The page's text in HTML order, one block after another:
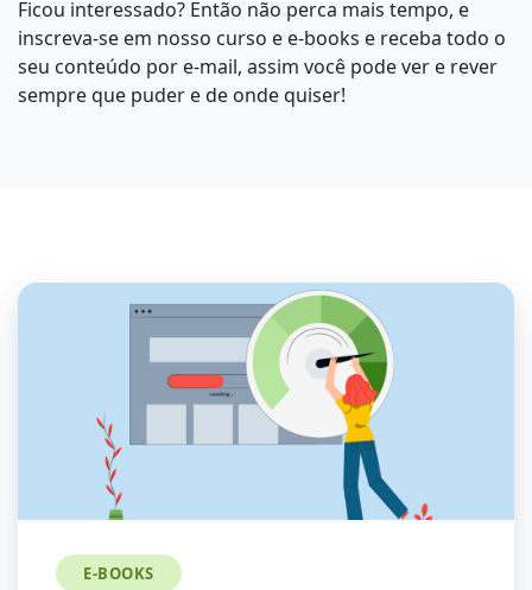
Ficou interessado? Então não perca mais tempo, e
inscreva-se em nosso curso e e-books e receba todo o
seu conteúdo por e-mail, assim você pode ver e rever
sempre que puder e de onde quiser!
E-BOOKS